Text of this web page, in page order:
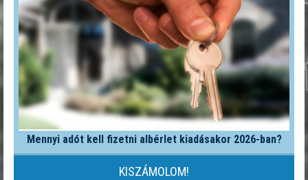
Mennyi adót kell fizetni albérlet kiadásakor 2026-ban?
KISZÁMOLOM!